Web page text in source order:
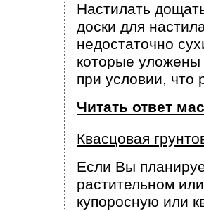
Настилать
доски для
недостаточно
которые уложены
при условии, что
Читать ответ
Квасцовая
Если Вы
растительном
купоросную или